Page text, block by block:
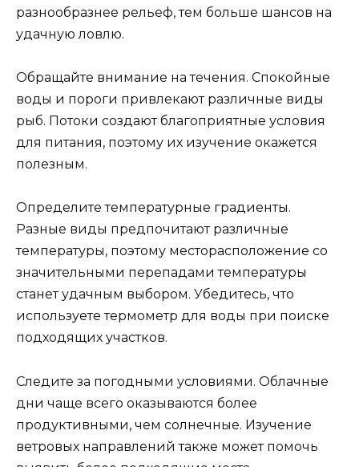
разнообразнее рельеф, тем больше шансов на
удачную ловлю.
Обращайте внимание на течения. Спокойные
воды и пороги привлекают различные виды
рыб. Потоки создают благоприятные условия
для питания, поэтому их изучение окажется
полезным.
Определите температурные градиенты.
Разные виды предпочитают различные
температуры, поэтому месторасположение со
значительными перепадами температуры
станет удачным выбором. Убедитесь, что
используете термометр для воды при поиске
подходящих участков.
Следите за погодными условиями. Облачные
дни чаще всего оказываются более
продуктивными, чем солнечные. Изучение
ветровых направлений также может помочь